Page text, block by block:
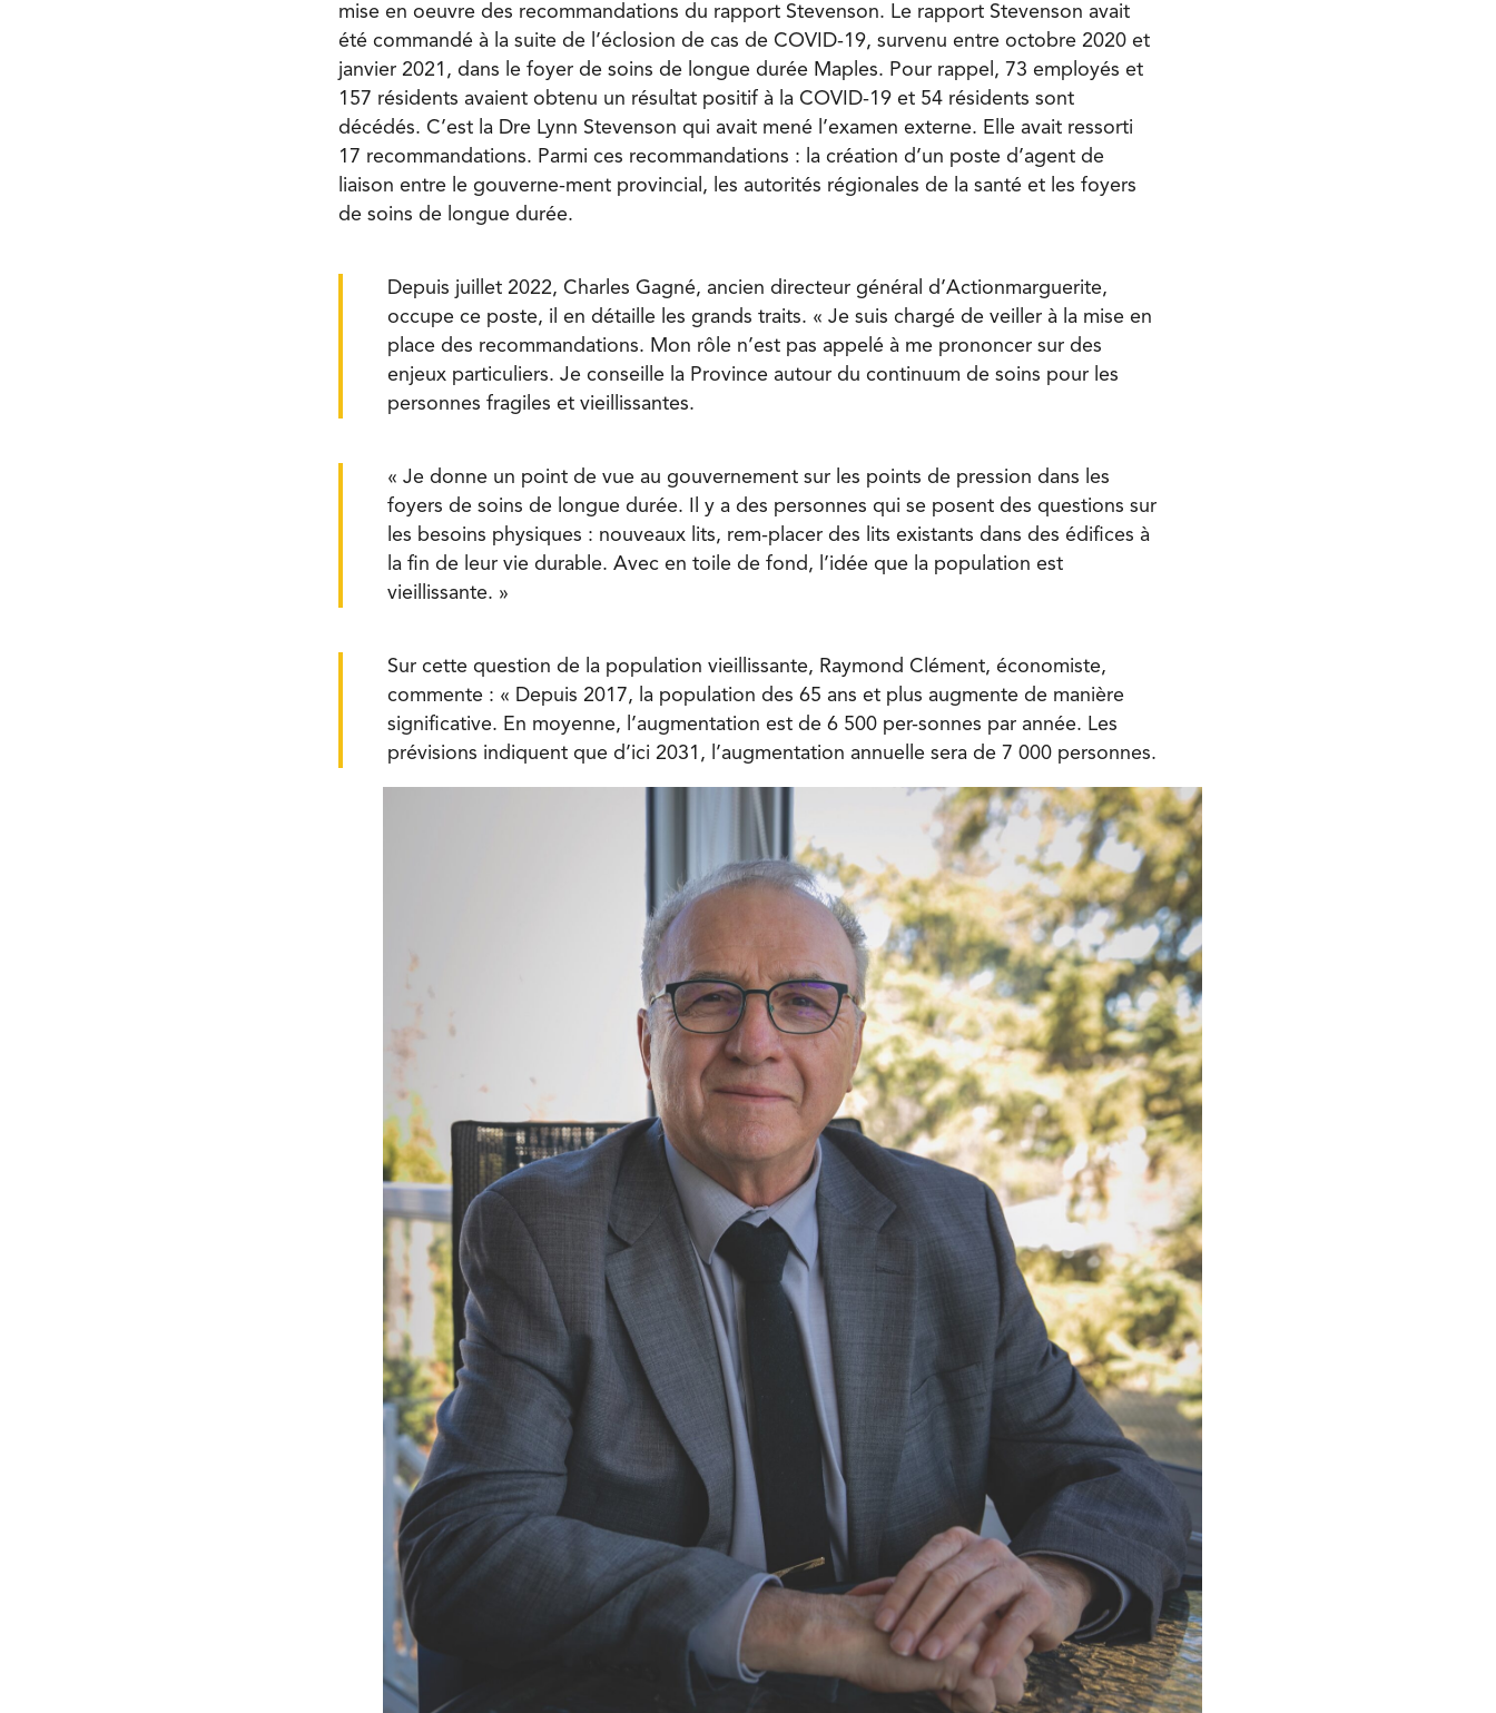
mise en oeuvre des recommandations du rapport Stevenson. Le rapport Stevenson avait
été commandé à la suite de l’éclosion de cas de COVID-19, survenu entre octobre 2020 et
janvier 2021, dans le foyer de soins de longue durée Maples. Pour rappel, 73 employés et
157 résidents avaient obtenu un résultat positif à la COVID-19 et 54 résidents sont
décédés. C’est la Dre Lynn Stevenson qui avait mené l’examen externe. Elle avait ressorti
17 recommandations. Parmi ces recommandations : la création d’un poste d’agent de
liaison entre le gouverne-ment provincial, les autorités régionales de la santé et les foyers
de soins de longue durée.
Depuis juillet 2022, Charles Gagné, ancien directeur général d’Actionmarguerite,
occupe ce poste, il en détaille les grands traits. « Je suis chargé de veiller à la mise en
place des recommandations. Mon rôle n’est pas appelé à me prononcer sur des
enjeux particuliers. Je conseille la Province autour du continuum de soins pour les
personnes fragiles et vieillissantes.
« Je donne un point de vue au gouvernement sur les points de pression dans les
foyers de soins de longue durée. Il y a des personnes qui se posent des questions sur
les besoins physiques : nouveaux lits, rem-placer des lits existants dans des édifices à
la fin de leur vie durable. Avec en toile de fond, l’idée que la population est
vieillissante. »
Sur cette question de la population vieillissante, Raymond Clément, économiste,
commente : « Depuis 2017, la population des 65 ans et plus augmente de manière
significative. En moyenne, l’augmentation est de 6 500 per-sonnes par année. Les
prévisions indiquent que d’ici 2031, l’augmentation annuelle sera de 7 000 personnes.